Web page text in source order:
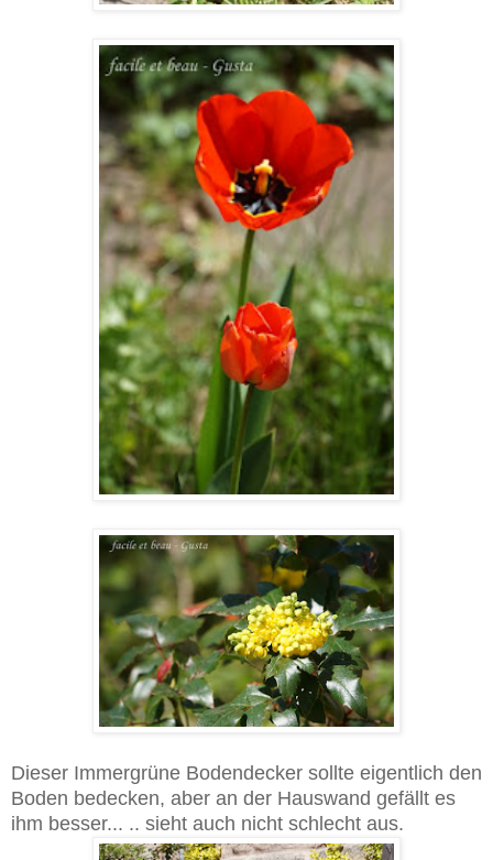
Dieser Immergrüne Bodendecker sollte eigentlich den
Boden bedecken, aber an der Hauswand gefällt es
ihm besser... .. sieht auch nicht schlecht aus.